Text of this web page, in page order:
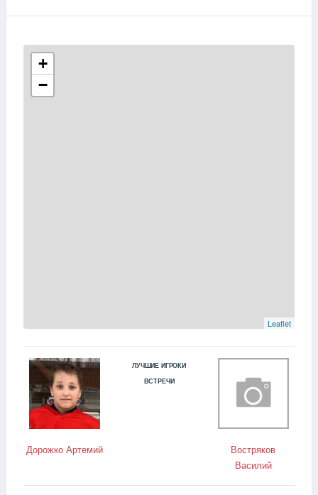
+
−
Leaflet
Дорожко Артемий
ЛУЧШИЕ ИГРОКИ
ВСТРЕЧИ
Востряков
Василий